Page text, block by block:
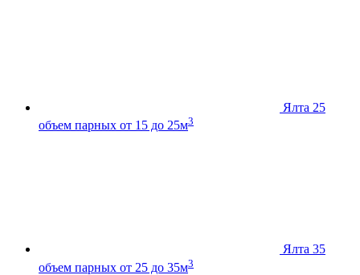
Ялта 25
объем парных от 15 до 25м3
Ялта 35
объем парных от 25 до 35м3